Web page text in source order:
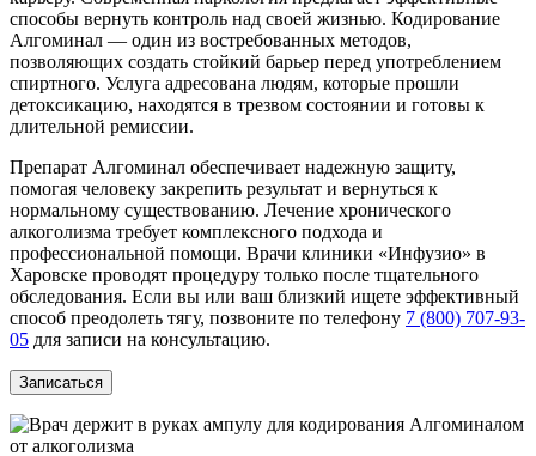
способы вернуть контроль над своей жизнью. Кодирование
Алгоминал — один из востребованных методов,
позволяющих создать стойкий барьер перед употреблением
спиртного. Услуга адресована людям, которые прошли
детоксикацию, находятся в трезвом состоянии и готовы к
длительной ремиссии.
Препарат Алгоминал обеспечивает надежную защиту,
помогая человеку закрепить результат и вернуться к
нормальному существованию. Лечение хронического
алкоголизма требует комплексного подхода и
профессиональной помощи. Врачи клиники «Инфузио» в
Харовске проводят процедуру только после тщательного
обследования. Если вы или ваш близкий ищете эффективный
способ преодолеть тягу, позвоните по телефону 7 (800) 707-93-
05 для записи на консультацию.
Записаться